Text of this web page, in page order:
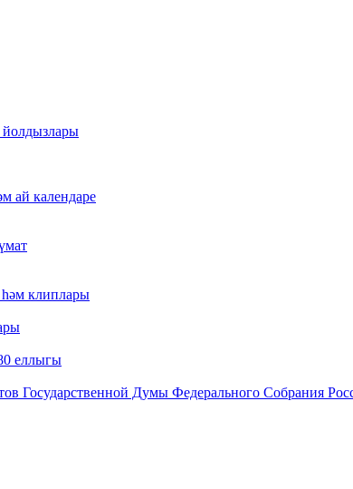
йолдызлары
ай календаре
клиплары
еллыгы
Государственной Думы Федерального Собрания